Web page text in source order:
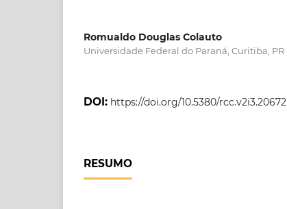
Romualdo Douglas Colauto
Universidade Federal do Paraná, Curitiba, PR
DOI: https://doi.org/10.5380/rcc.v2i3.20672
RESUMO